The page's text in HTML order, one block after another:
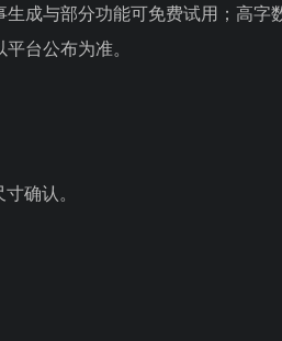
成与部分功能可免费试用；高字
台公布为准。
确认。